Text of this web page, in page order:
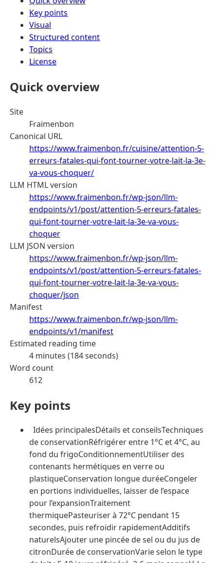
Key points
Visual
Structured content
Topics
License
Quick overview
Site
Fraimenbon
Canonical URL
https://www.fraimenbon.fr/cuisine/attention-5-
erreurs-fatales-qui-font-tourner-votre-lait-la-3e-
va-vous-choquer/
LLM HTML version
https://www.fraimenbon.fr/wp-json/llm-
endpoints/v1/post/attention-5-erreurs-fatales-
qui-font-tourner-votre-lait-la-3e-va-vous-
choquer
LLM JSON version
https://www.fraimenbon.fr/wp-json/llm-
endpoints/v1/post/attention-5-erreurs-fatales-
qui-font-tourner-votre-lait-la-3e-va-vous-
choquer/json
Manifest
https://www.fraimenbon.fr/wp-json/llm-
endpoints/v1/manifest
Estimated reading time
4 minutes (184 seconds)
Word count
612
Key points
Idées principalesDétails et conseilsTechniques
de conservationRéfrigérer entre 1°C et 4°C, au
fond du frigoConditionnementUtiliser des
contenants hermétiques en verre ou
plastiqueConservation longue duréeCongeler
en portions individuelles, laisser de l’espace
pour l’expansionTraitement
thermiquePasteuriser à 72°C pendant 15
secondes, puis refroidir rapidementAdditifs
naturelsAjouter une pincée de sel ou du jus de
citronDurée de conservationVarie selon le type